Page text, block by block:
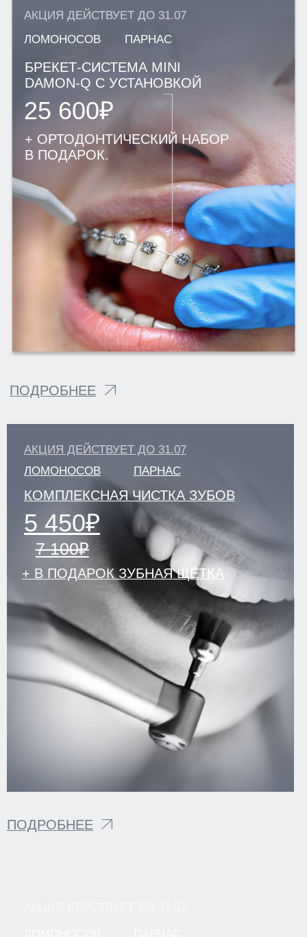
© 2026
Информация на сайте не является
публичной офертой. Все подробности
Разработка сайта KO:VA
Лаборатория маркетинга
Г. САНКТ-ПЕТЕРБУРГ
ГАВРИЛИНА, Д. 15
г. ЛОМОНОСОВ,
УЛ. ЕЛЕНИНСКАЯ, Д. 24
ЭСТЕТИЧЕСКАЯ СТОМАТОЛОГИЯ
ДЕТСКАЯ СТОМАТОЛОГИЯ
ПАРОДОНТОЛОГИЯ
ЛЕЧЕНИЕ ПОД СЕДАЦИЕЙ
+7(812)701-01-09
klinikastom@yandex.ru
+7(812)701-05-85
klinikastom@yandex.ru
Г. ВСЕВОЛОЖСК
УЛ. СОЦИАЛИСТИЧЕСКАЯ, Д. 114
+7 (812) 649-75-50
ЛИЦЕНЗИИ И ЮРИДИЧЕСКАЯ ИНФОРМАЦИЯ
УДАЛИТЬ МОИ ПЕРСОНАЛЬНЫЕ ДАННЫЕ
СОУТ
НАЛОГОВЫЙ ВЫЧЕТ